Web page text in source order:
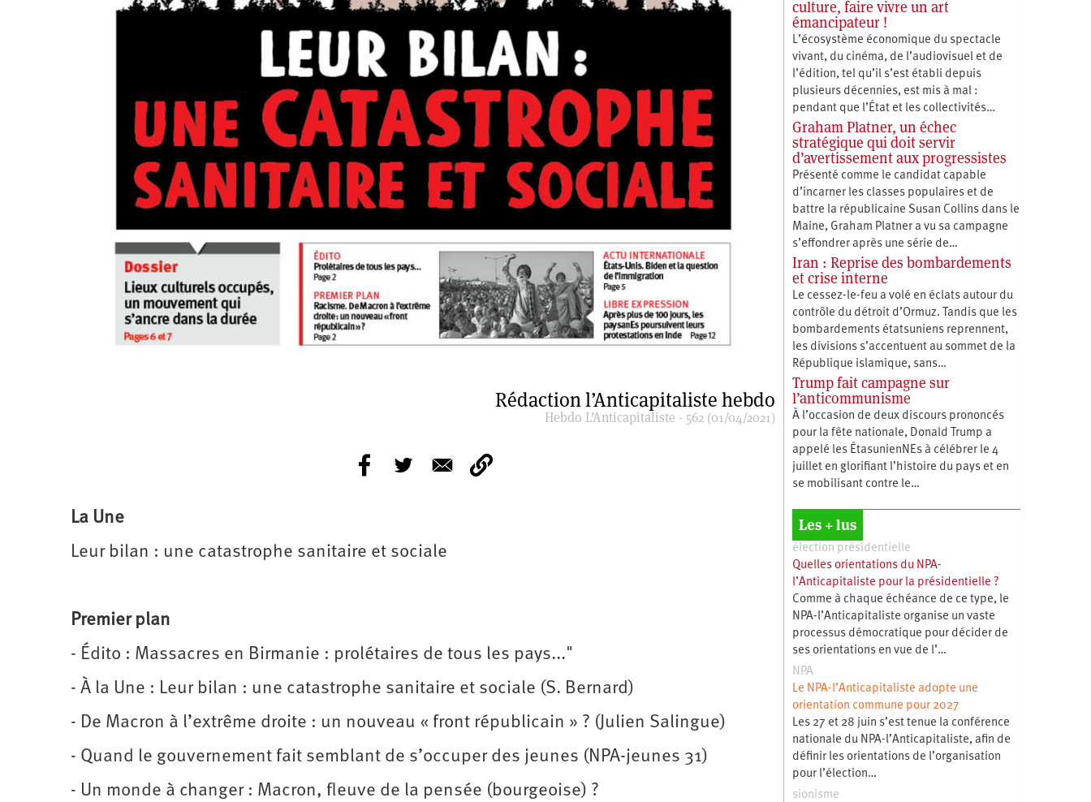
Rédaction l’Anticapitaliste hebdo
Hebdo L’Anticapitaliste - 562 (01/04/2021)
La Une
Leur bilan : une catastrophe sanitaire et sociale
Premier plan
- Édito : Massacres en Birmanie : prolétaires de tous les pays..."
- À la Une : Leur bilan : une catastrophe sanitaire et sociale (S. Bernard)
- De Macron à l’extrême droite : un nouveau « front républicain » ? (Julien Salingue)
- Quand le gouvernement fait semblant de s’occuper des jeunes (NPA-jeunes 31)
- Un monde à changer : Macron, fleuve de la pensée (bourgeoise) ?
culture, faire vivre un art
émancipateur !
L’écosystème économique du spectacle
vivant, du cinéma, de l’audiovisuel et de
l’édition, tel qu’il s’est établi depuis
plusieurs décennies, est mis à mal :
pendant que l’État et les collectivités…
Graham Platner, un échec
stratégique qui doit servir
d’avertissement aux progressistes
Présenté comme le candidat capable
d’incarner les classes populaires et de
battre la républicaine Susan Collins dans le
Maine, Graham Platner a vu sa campagne
s’effondrer après une série de…
Iran : Reprise des bombardements
et crise interne
Le cessez-le-feu a volé en éclats autour du
contrôle du détroit d’Ormuz. Tandis que les
bombardements étatsuniens reprennent,
les divisions s’accentuent au sommet de la
République islamique, sans…
Trump fait campagne sur
l’anticommunisme
À l’occasion de deux discours prononcés
pour la fête nationale, Donald Trump a
appelé les ÉtasunienNEs à célébrer le 4
juillet en glorifiant l’histoire du pays et en
se mobilisant contre le…
Les + lus
élection présidentielle
Quelles orientations du NPA-
l’Anticapitaliste pour la présidentielle ?
Comme à chaque échéance de ce type, le
NPA-l’Anticapitaliste organise un vaste
processus démocratique pour décider de
ses orientations en vue de l’…
NPA
Le NPA-l’Anticapitaliste adopte une
orientation commune pour 2027
Les 27 et 28 juin s’est tenue la conférence
nationale du NPA-l’Anticapitaliste, afin de
définir les orientations de l’organisation
pour l’élection…
sionisme